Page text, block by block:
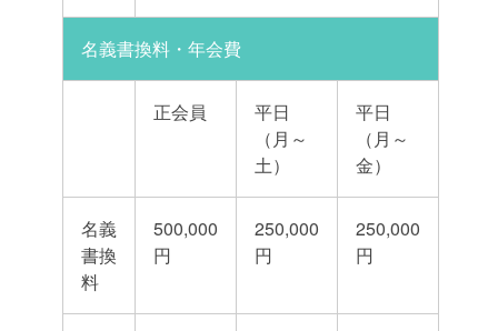
名義書換料・年会費
正会員
平日
（月～
土）
平日
（月～
金）
名義
書換
料
500,000
円
250,000
円
250,000
円